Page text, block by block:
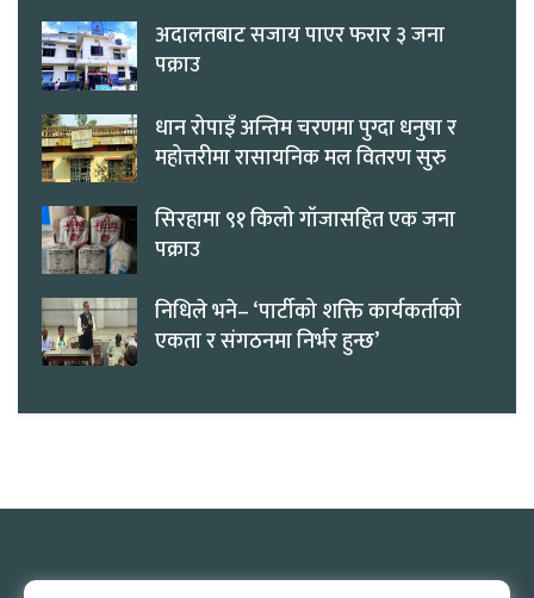
अदालतबाट सजाय पाएर फरार ३ जना
पक्राउ
धान रोपाइँ अन्तिम चरणमा पुग्दा धनुषा र
महोत्तरीमा रासायनिक मल वितरण सुरु
सिरहामा ९१ किलो गाँजासहित एक जना
पक्राउ
निधिले भने– ‘पार्टीको शक्ति कार्यकर्ताको
एकता र संगठनमा निर्भर हुन्छ’